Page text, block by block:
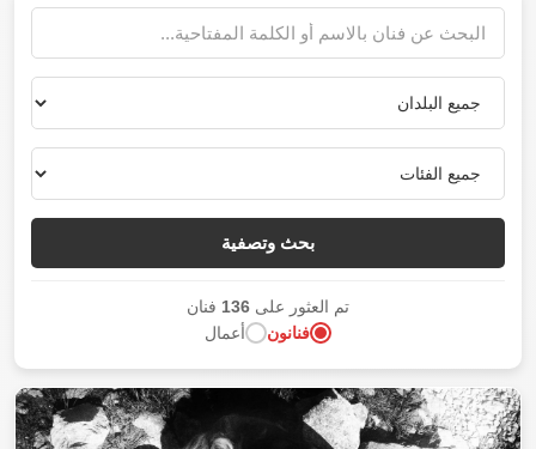
بحث وتصفية
تم العثور على 136 فنان
فنانون
أعمال